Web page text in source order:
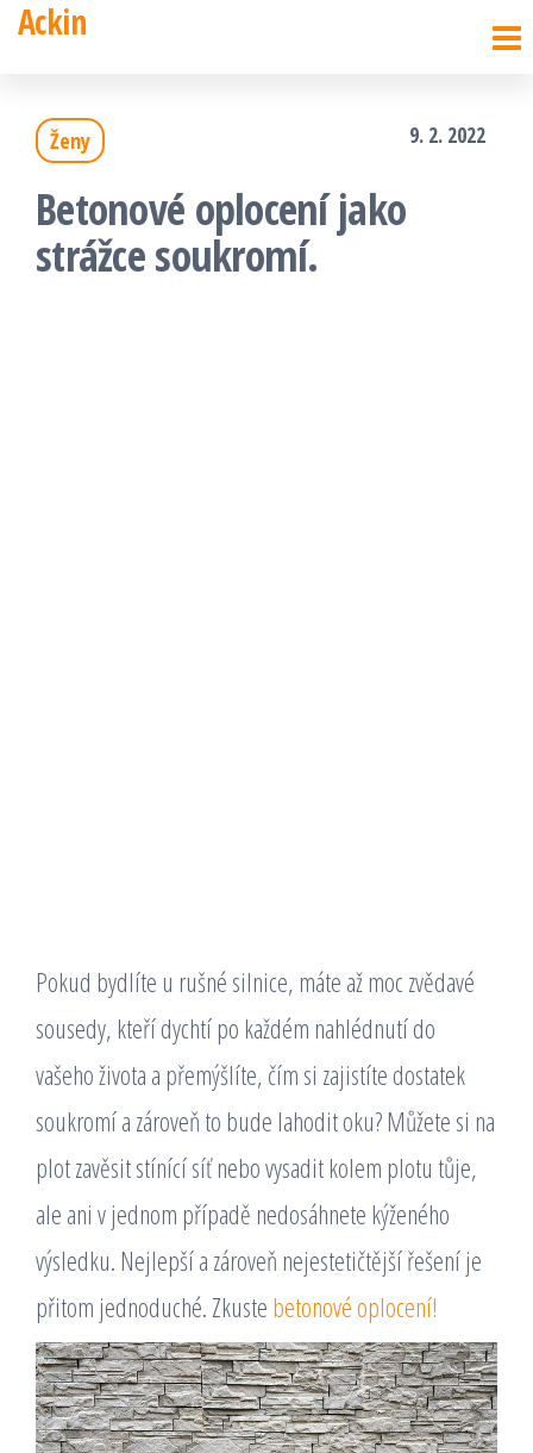
Přeskočit
obsah
Ackin
Ženy 9. 2. 2022
Betonové oplocení jako
strážce soukromí.
Pokud bydlíte u rušné silnice, máte až moc zvědavé
sousedy, kteří dychtí po každém nahlédnutí do
vašeho života a přemýšlíte, čím si zajistíte dostatek
soukromí a zároveň to bude lahodit oku? Můžete si na
plot zavěsit stínící síť nebo vysadit kolem plotu tůje,
ale ani v jednom případě nedosáhnete kýženého
výsledku. Nejlepší a zároveň nejestetičtější řešení je
přitom jednoduché. Zkuste betonové oplocení!